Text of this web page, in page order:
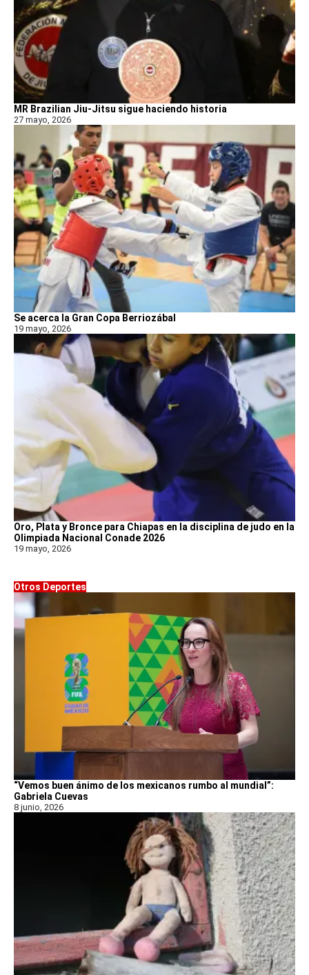
MR Brazilian Jiu-Jitsu sigue haciendo historia
27 mayo, 2026
Se acerca la Gran Copa Berriozábal
19 mayo, 2026
Oro, Plata y Bronce para Chiapas en la disciplina de judo en la
Olimpiada Nacional Conade 2026
19 mayo, 2026
Otros Deportes
“Vemos buen ánimo de los mexicanos rumbo al mundial”:
Gabriela Cuevas
8 junio, 2026